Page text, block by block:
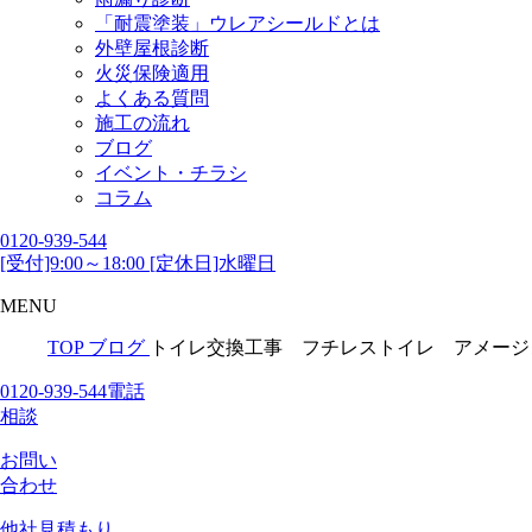
「耐震塗装」ウレアシールドとは
外壁屋根診断
火災保険適用
よくある質問
施工の流れ
ブログ
イベント・チラシ
コラム
0120-939-544
[受付]9:00～18:00 [定休日]水曜日
MENU
TOP ブログ トイレ交換工事 フチレストイレ アメージ
0120-939-544電話
相談
お問い
合わせ